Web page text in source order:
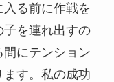
る前に作戦を
を連れ出すの
にテンション
す。私の成功